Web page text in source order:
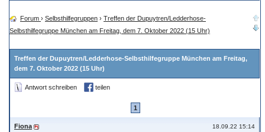
Forum › Selbsthilfegruppen › Treffen der Dupuytren/Ledderhose-
Selbsthilfegruppe München am Freitag, dem 7. Oktober 2022 (15 Uhr)
Treffen der Dupuytren/Ledderhose-Selbsthilfegruppe München am Freitag,
dem 7. Oktober 2022 (15 Uhr)
Antwort schreiben teilen
1
18.09.22 15:14
Fiona